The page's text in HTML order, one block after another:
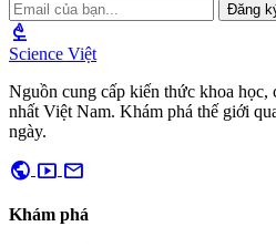
Đăng
biotech
Science Việt
Nguồn cung cấp kiến thức khoa học,
nhất Việt Nam. Khám phá thế giới
ngày.
public smart_display mail
Khám phá